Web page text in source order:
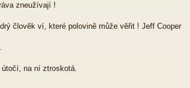
zneužívají !
člověk ví, které polovině může věřit ! Jeff Cooper
útočí, na ní ztroskotá.